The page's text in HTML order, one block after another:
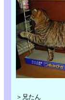
＞兄たん